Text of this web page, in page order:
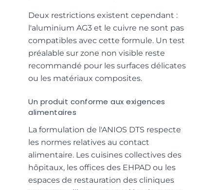
Deux restrictions existent cependant :
l'aluminium AG3 et le cuivre ne sont pas
compatibles avec cette formule. Un test
préalable sur zone non visible reste
recommandé pour les surfaces délicates
ou les matériaux composites.
Un produit conforme aux exigences
alimentaires
La formulation de l'ANIOS DTS respecte
les normes relatives au contact
alimentaire. Les cuisines collectives des
hôpitaux, les offices des EHPAD ou les
espaces de restauration des cliniques